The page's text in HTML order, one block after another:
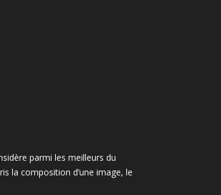
parmi les meilleurs du
la composition d’une image, le